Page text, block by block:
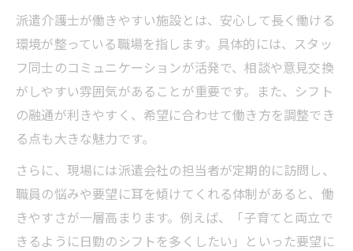
用術
派遣介護士最強の働き方と職場選びの関係
性
ボーナスが出る派遣会社の特徴と働き方の
違い
介護派遣の安定した勤務を続ける秘訣を解説
派遣介護士が働きやすい施設とは？安定勤
務の条件
派遣で20万の手取りの現実と生活設計のポ
イント
派遣介護士が働きやすい施設とは、安心して長く働ける
環境が整っている職場を指します。具体的には、スタッ
フ同士のコミュニケーションが活発で、相談や意見交換
がしやすい雰囲気があることが重要です。また、シフト
の融通が利きやすく、希望に合わせて働き方を調整でき
る点も大きな魅力です。
さらに、現場には派遣会社の担当者が定期的に訪問し、
職員の悩みや要望に耳を傾けてくれる体制があると、働
きやすさが一層高まります。例えば、「子育てと両立で
きるように日勤のシフトを多くしたい」といった要望に